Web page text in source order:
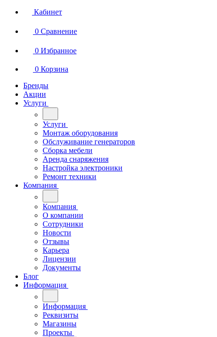
Кабинет
0 Сравнение
0 Избранное
0 Корзина
Бренды
Акции
Услуги
Услуги
Монтаж оборудования
Обслуживание генераторов
Сборка мебели
Аренда снаряжения
Настройка электроники
Ремонт техники
Компания
Компания
О компании
Сотрудники
Новости
Отзывы
Карьера
Лицензии
Документы
Блог
Информация
Информация
Реквизиты
Магазины
Проекты